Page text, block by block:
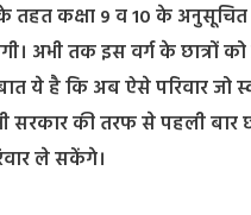
के तहत कक्षा 9 व 10 के
अभी तक इस वर्ग के छात्रों को
ये है कि अब ऐसे परिवार जो
की तरफ से पहली बार
ले सकेंगे।